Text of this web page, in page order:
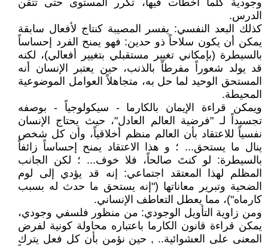
وجودية كلما أخطأت فيها، تكرر المستوى حتى تتقن
الدرس.
كذلك البعد النفسي: يفسر المصيبة كنتاج لأفعال سابقة
يمكن أن يكون سلاحاً ذو حدين: فهو يمنح الفرد إحساساً
بالسيطرة (بإمكاني تغيير مستقبلي بتغيير أفعالي)، لكنه
قد يولد شعوراً مفرطاً بالذنب، حين يعتبر الإنسان أنه
المستحق الوحيد لما حل به، متجاهلاً العوامل الموضوعية
المحيطة.
ويمكن قراءة الإيمان بالكارما - سيكولوجياً - بوصفه
تجسيداً لـ "فرضية العالم العادل"، حيث يحتاج الإنسان
نفسياً للاعتقاد بأن العالم منظم أخلاقياً، وأن كل شخص
ينال ما يستحق... ؛ و هذا الاعتقاد يمنح إحساساً زائفاً
بالسيطرة: لو كنتَ صالحاً، فلا خوف... ؛ لكن الجانب
المظلم لهذا المعتقد اجتماعي: إنه قد يؤدي إلى لوم
الضحية وتبرير معاناتها ("إنه يستحق ما حدث له بسبب
كارماه")، مما يعطل التعاطف الإنساني.
ومن زاوية التأويل الوجودي: من منظور فلسفي وجودي،
يمكن قراءة قانون الكارما باعتباره محاولة كونية لفرض
المعنى على العشوائية.. , حين نؤمن بأن كل فعل يترك